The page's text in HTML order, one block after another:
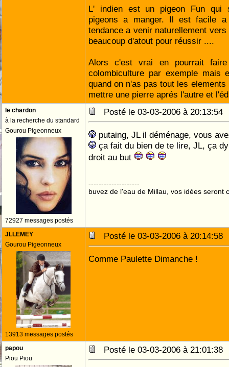
L' indien est un pigeon Fun qui
pigeons a manger. Il est facile
tendance a venir naturellement
beaucoup d'atout pour réussir ....
Alors c'est vrai en pourrait
colombiculture par exemple mais
quand on n'as pas tout les
mettre une pierre aprés l'autre et
le chardon
à la recherche du standard
Gourou Pigeonneux
72927 messages postés
Posté le 03-03-2006 à
putaing, JL il déménage, vous
ça fait du bien de te lire, JL, ça
droit au but
--------------------
buvez de l'eau de Millau, vos idées seront
JLLEMEY
Gourou Pigeonneux
13913 messages postés
Posté le 03-03-2006 à
Comme Paulette Dimanche !
papou
Piou Piou
Posté le 03-03-2006 à